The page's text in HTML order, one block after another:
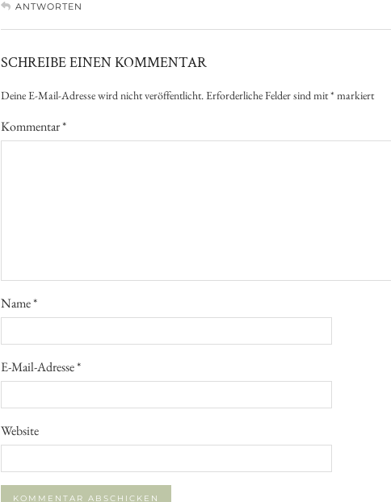
ANTWORTEN
SCHREIBE EINEN KOMMENTAR
Deine E-Mail-Adresse wird nicht veröffentlicht.Erforderliche Felder sind mit* markiert
Kommentar*
Name*
E-Mail-Adresse*
Website